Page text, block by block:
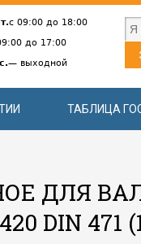
с 09:00 до 18:00
до 17:00
— выходной
ТАБЛИЦА
ДЛЯ
DIN 471